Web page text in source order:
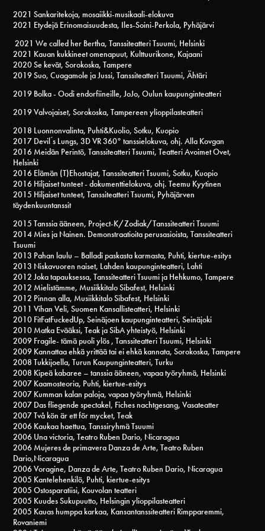
2021 Sankaritekoja, mosaiikki-musikaali-elokuva
2021 Etydejä Erinomaisuudesta, Iles-Soini-Perkola, Pyhäjärvi
2021 We called her Bertha, Tanssiteatteri Tsuumi, Helsinki
2021 Kauan kukkineet omenapuut, Kulttuurikone, Kajaani
2020 Se kevät, Sorokoska, Tampere
2019 Suo, Cuagamole ja Jussi, Tanssiteatteri Tsuumi, Ähtäri
2019 Bolka - Oodi endorfiineille, JoJo, Oulun kaupunginteatteri
2019 Valvojaiset, Sorokoska, Tampereen ylioppilasteatteri
2018 Luonnonvalinta, Puhti&Kuolio, Sotku, Kuopio
2017 Devil ́s Lungs, 3D VR 360° tanssielokuva, ohj. Alla Kovgan
2016 Meidän Perintö, Tanssiteatteri Tsuumi, Teatteri Avoimet Ovet,
Helsinki
2016 Elämän (T)Ehostajat, Tanssiteatteri Tsuumi, Sotku, Kuopio
2016 Hiljaiset tunteet - dokumenttielokuva, ohj. Teemu Kyytinen
2015 Hiljaiset tunteet, Tanssiteatteri Tsuumi, Pyhäjärven
täydenkuuntanssit
2015 Tanssia ääneen, Project-K/Zodiak/Tanssiteatteri Tsuumi
2014 Mies ja Nainen. Demonstraatioita perusasioista, Tanssiteatteri
Tsuumi
2013 Pahan laulu – Balladi paskasta karmasta, Puhti, kiertue-esitys
2013 Niskavuoren naiset, Lahden kaupunginteatteri, Lahti
2012 Joka tapauksessa, Tanssiteatteri Tsuumi ja Hehkumo, Tampere
2012 Mielistämme, Musiikkitalo Sibafest, Helsinki
2012 Pinnan alla, Musiikkitalo Sibafest, Helsinki
2011 Vihan Veli, Suomen Kansallisteatteri, Helsinki
2010 FitFatFuckedUp, Seinäjoen kaupunginteatteri, Seinäjoki
2010 Matka Evääksi, Teak ja SibA yhteistyö, Helsinki
2009 Fragile- tämä puoli ylös , Tanssiteatteri Tsuumi, Helsinki
2009 Kannattaa ehkä yrittää tai ei ehkä kannata, Sorokoska, Tampere
2008 Tukkijoella, Turun Kaupunginteatteri, Turku
2008 Kipeä kabaree – tanssia ääneen, vapaa työryhmä, Helsinki
2007 Kaamosteoria, Puhti, kiertue-esitys
2007 Kumman kalan paloja, vapaa työryhmä, Helsinki
2007 Das fliegende spectakel, Fiches nachtgesang, Vasateatter
2007 Två kön är ett för mycket, Teak
2006 Kaukaa haettua, Tanssiryhmä Tsuumi
2006 Una victoria, Teatro Ruben Dario, Nicaragua
2006 Mujeres de primavera Danza de Arte, Teatro Ruben
Dario,Nicaragua
2006 Voragine, Danza de Arte, Teatro Ruben Dario, Nicaragua
2005 Kantelehenkilö, Puhti, kiertue-esitys
2005 Ostosparatiisi, Kouvolan teatteri
2005 Kuudes Sukupuutto, Helsingin ylioppilasteatteri
2005 Kauas humppa karkaa, Kansantanssiteatteri Rimpparemmi,
Rovaniemi